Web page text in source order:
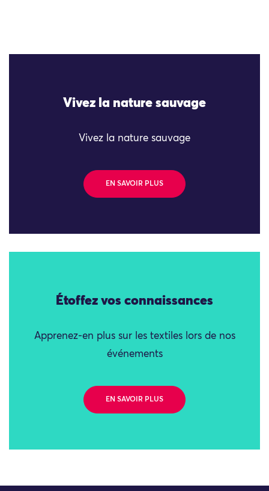
Vivez la nature sauvage
Vivez la nature sauvage
EN SAVOIR PLUS
Étoffez vos connaissances
Apprenez-en plus sur les textiles lors de nos
événements
EN SAVOIR PLUS